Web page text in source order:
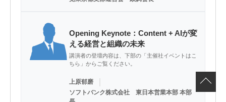
Opening Keynote：Content + AIが変
える経営と組織の未来
講演者の登壇内容は、下部の「主催社イベントはこ
ちら」からご覧ください。
上原郁磨
ソフトバンク株式会社 東日本営業本部 本部